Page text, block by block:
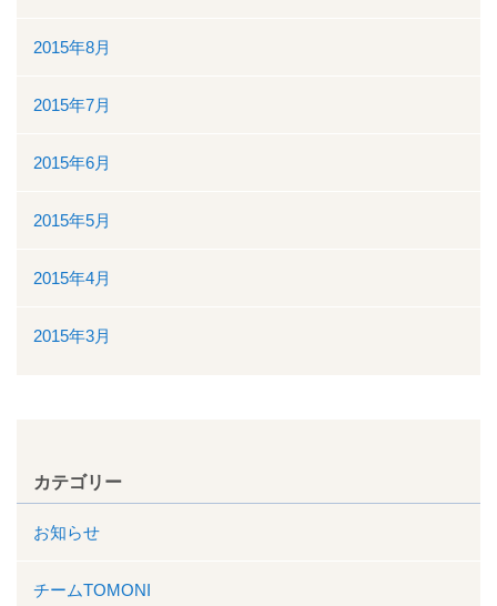
2015年8月
2015年7月
2015年6月
2015年5月
2015年4月
2015年3月
カテゴリー
お知らせ
チームTOMONI